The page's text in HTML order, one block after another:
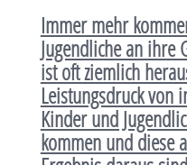
Immer mehr
Jugendliche an ihre
ist oft ziemlich
Leistungsdruck von
Kinder und
kommen und diese